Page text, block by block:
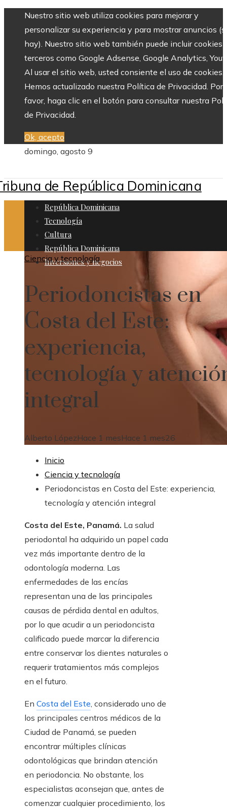
Nuestro sitio web utiliza cookies para mejorar y
personalizar su experiencia y para mostrar anuncios
hay). Nuestro sitio web también puede incluir cookies
terceros como Google Adsense, Google Analytics,
Al usar el sitio web, usted consiente el uso de cookies.
Hemos actualizado nuestra Política de Privacidad. Por
favor, haga clic en el botón para consultar nuestra
de Privacidad.
Ok, acepto
domingo, agosto 9
República Dominicana
Tecnología
Cultura
República Dominicana
Inversiones y negocios
Ciencia y tecnología
Periodoncistas en
Costa del Este:
experiencia,
tecnología y
integral
Alberto LópezHace 1 mesHace 1 mes26
Inicio
Ciencia y tecnología
Periodoncistas en Costa del Este: experiencia,
tecnología y atención integral
Costa del Este, Panamá. La salud
periodontal ha adquirido un papel cada
vez más importante dentro de la
odontología moderna. Las
enfermedades de las encías
representan una de las principales
causas de pérdida dental en adultos,
por lo que acudir a un periodoncista
calificado puede marcar la diferencia
entre conservar los dientes naturales o
requerir tratamientos más complejos
en el futuro.
En Costa del Este, considerado uno de
los principales centros médicos de la
Ciudad de Panamá, se pueden
encontrar múltiples clínicas
odontológicas que brindan atención
en periodoncia. No obstante, los
especialistas aconsejan que, antes de
comenzar cualquier procedimiento, los